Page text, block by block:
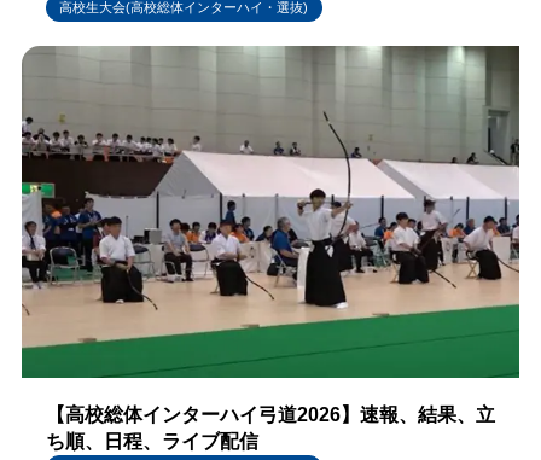
高校生大会(高校総体インターハイ・選抜)
【高校総体インターハイ弓道2026】速報、結果、立
ち順、日程、ライブ配信